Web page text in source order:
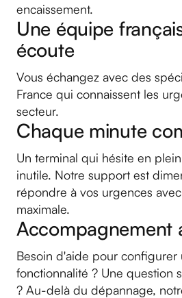
encaissement.
Une équipe
écoute
Vous échangez avec des
France qui connaissent les
secteur.
Chaque minute
Un terminal qui hésite en
inutile. Notre support est
répondre à vos urgences
maximale.
Accompagnement
Besoin d'aide pour configurer
fonctionnalité ? Une question
? Au-delà du dépannage,